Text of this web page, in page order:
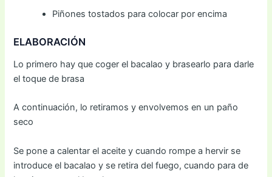
Piñones tostados para colocar por encima
ELABORACIÓN
Lo primero hay que coger el bacalao y brasearlo para darle
el toque de brasa
A continuación, lo retiramos y envolvemos en un paño
seco
Se pone a calentar el aceite y cuando rompe a hervir se
introduce el bacalao y se retira del fuego, cuando para de